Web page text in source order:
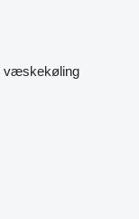
væskekøling